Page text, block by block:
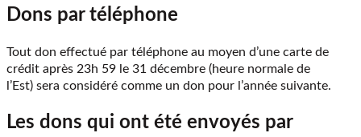
Dons par téléphone
Tout don effectué par téléphone au moyen d’une carte de
crédit après 23h 59 le 31 décembre (heure normale de
l’Est) sera considéré comme un don pour l’année suivante.
Les dons qui ont été envoyés par